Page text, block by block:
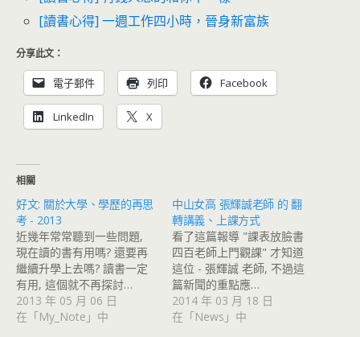
[讀書心得] 一週工作四小時，晉身新富族
分享此文：
電子郵件 列印 Facebook
LinkedIn X
相關
好文: 關於大學、學歷的再思
考 - 2013
近幾年常常聽到一些問題,
現在讀的書有用嗎? 還要再
繼續升學上去嗎? 讀書一定
有用, 這個就不再探討…
2013 年 05 月 06 日
在「My_Note」中
中山女高 張輝誠老師 的 翻
轉講義、上課方式
看了這篇報導 "課表放臉書
四百老師上門觀課" 才知道
這位 - 張輝誠 老師, 不過這
篇新聞的重點應…
2014 年 03 月 18 日
在「News」中